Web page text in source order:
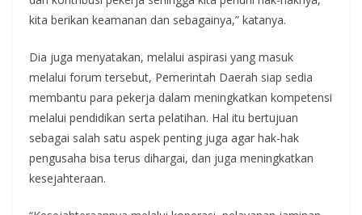
kita berikan keamanan dan sebagainya,” katanya.
Dia juga menyatakan, melalui aspirasi yang masuk
melalui forum tersebut, Pemerintah Daerah siap sedia
membantu para pekerja dalam meningkatkan kompetensi
melalui pendidikan serta pelatihan. Hal itu bertujuan
sebagai salah satu aspek penting juga agar hak-hak
pengusaha bisa terus dihargai, dan juga meningkatkan
kesejahteraan.